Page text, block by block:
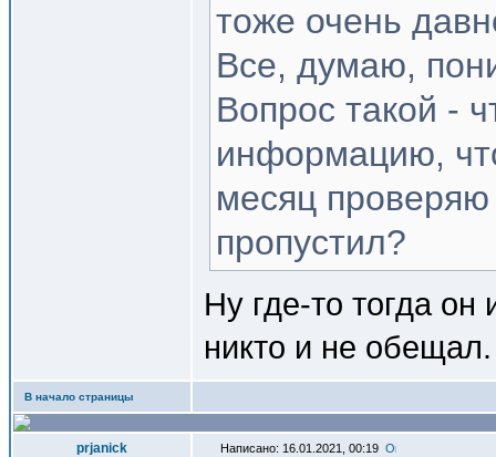
тоже очень
Все, думаю,
Вопрос такой -
информацию,
месяц
пропустил?
Ну где-то тогда
никто и не обещал.
В начало страницы
prjanick Написано: 16.01.2021, 00:19